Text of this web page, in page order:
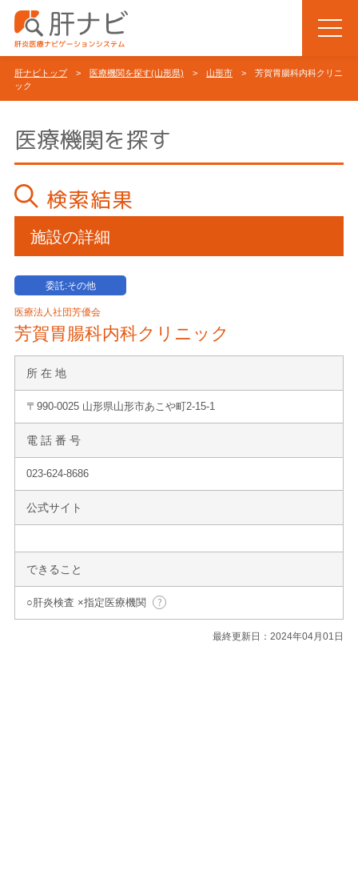
肝ナビトップ> 医療機関を探す(山形県) > 山形市 > 芳賀胃腸科内科クリニ
ック
医療機関を探す
検索結果
施設の詳細
委託:その他
医療法人社団芳優会
芳賀胃腸科内科クリニック
所 在 地
〒990-0025 山形県山形市あこや町2-15-1
電 話 番 号
023-624-8686
公式サイト
できること
○肝炎検査 ×指定医療機関
最終更新日：2024年04月01日